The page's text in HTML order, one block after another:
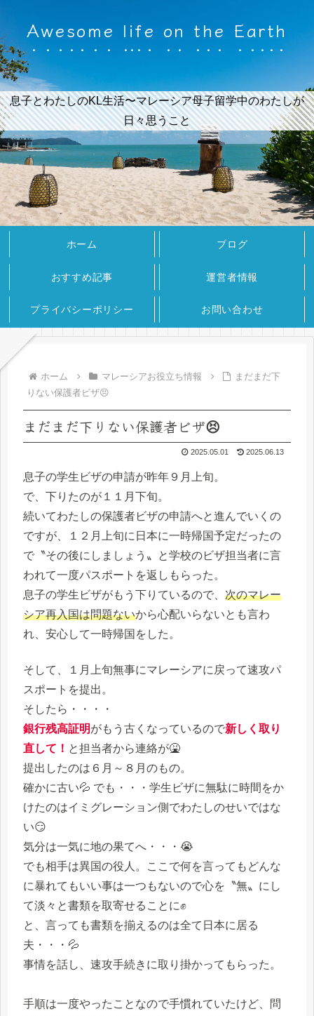
Awesome life on the Earth
息子とわたしのKL生活〜マレーシア母子留学中のわたしが
日々思うこと
ホーム ブログ
おすすめ記事 運営者情報
プライバシーポリシー お問い合わせ
ホーム マレーシアお役立ち情報
まだまだ下
りない保護者ビザ😣
まだまだ下りない保護者ビザ😣
2025.05.01 2025.06.13
息子の学生ビザの申請が昨年９月上旬。
で、下りたのが１１月下旬。
続いてわたしの保護者ビザの申請へと進んでいくの
ですが、１２月上旬に日本に一時帰国予定だったの
で〝その後にしましょう〟と学校のビザ担当者に言
われて一度パスポートを返しもらった。
息子の学生ビザがもう下りているので、 次のマレー
シア再入国は問題ないから心配いらないとも言わ
れ、安心して一時帰国をした。
そして、１月上旬無事にマレーシアに戻って速攻パ
スポートを提出。
そしたら・・・・
銀行残高証明がもう古くなっているので新しく取り
直して！ と担当者から連絡が🤮
提出したのは６月～８月のもの。
確かに古い💦 でも・・・学生ビザに無駄に時間をか
けたのはイミグレーション側でわたしのせいではな
い😏
気分は一気に地の果てへ・・・😭
でも相手は異国の役人。ここで何を言ってもどんな
に暴れてもいい事は一つもないので心を〝無〟にし
て淡々と書類を取寄せることに✊
と、言っても書類を揃えるのは全て日本に居る
夫・・・💦
事情を話し、速攻手続きに取り掛かってもらった。
手順は一度やったことなので手慣れていたけど、問